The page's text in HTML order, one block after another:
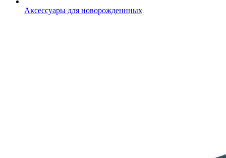
Аксессуары для новорожденнных